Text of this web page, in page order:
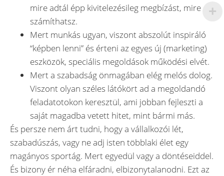
mire adtál épp kivitelezésileg megbízást, mire
számíthatsz.
Mert munkás ugyan, viszont abszolút inspiráló
“képben lenni” és érteni az egyes új (marketing)
eszközök, speciális megoldások működési elvét.
Mert a szabadság önmagában elég melós dolog.
Viszont olyan széles látókört ad a megoldandó
feladatotokon keresztül, ami jobban fejleszti a
saját magadba vetett hitet, mint bármi más.
És persze nem árt tudni, hogy a vállalkozói lét,
szabadúszás, vagy ne adj isten többlaki élet egy
magányos sportág. Mert egyedül vagy a döntéseiddel.
És bizony ér néha elfáradni, elbizonytalanodni. Ezt az